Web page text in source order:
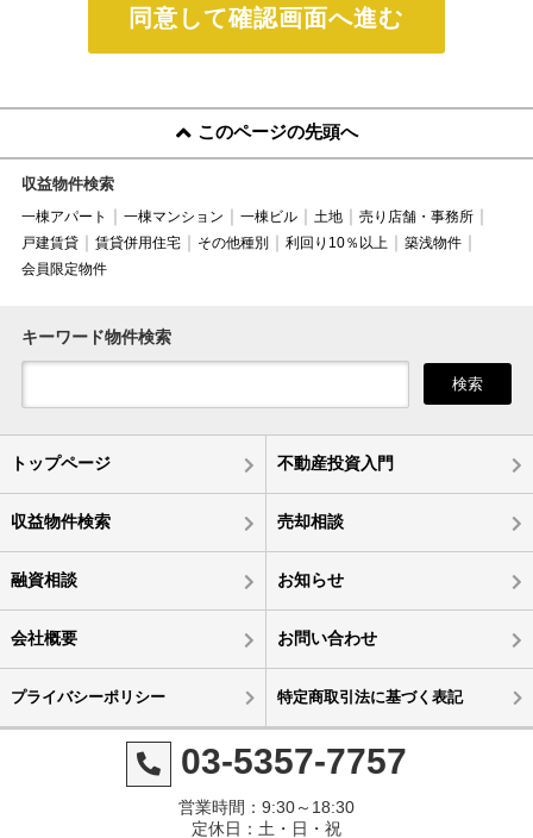
同意して確認画面へ進む
このページの先頭へ
収益物件検索
一棟アパート 一棟マンション 一棟ビル 土地
売り店舗・事務所
戸建賃貸
賃貸併用住宅 その他種別 利回り10％以上
築浅物件
会員限定物件
キーワード物件検索
検索
トップページ 不動産投資入門
収益物件検索 売却相談
融資相談 お知らせ
会社概要 お問い合わせ
プライバシーポリシー 特定商取引法に基づく表記
03-5357-7757
営業時間：9:30～18:30
定休日：土・日・祝